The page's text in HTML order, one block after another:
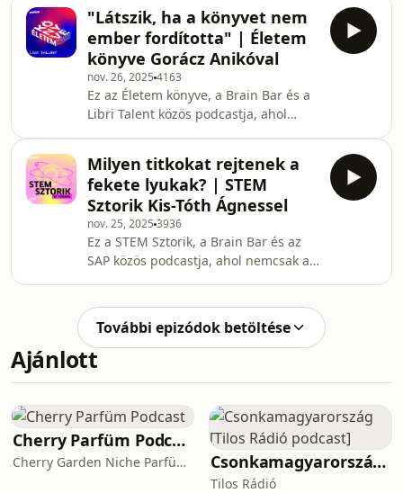
generációs mintákat? Milyen vál
valaha a teljesen személyre szabott,
csak nekünk készülő reklámutópia? A
Mi a kérdés? vendége Szabó Béla, a
Magyar Telekom
márkakommunikációs igazgatója volt.
Learn more about your ad choices.
Visit megaphone.fm/adchoices
"Látszik, ha a könyvet nem
ember fordította" | Életem
könyve Gorácz Anikóval
nov. 26, 2025 4163
Ez az Életem könyve, a Brain Bar és a
Libri Talent közös podcastja, ahol
legfontosabb olvasmányáról. Hogy
készül egy könyv? Itthon is vannak
szellemírók? És miért nem a nagy
nyelvi modellek fordítják a könyveket
2025-ben? A könyvkiadás
legizgalmasabb kérdéseiről Gorácz
Anikót faggattuk. Az MCC Press
kommunikációs vezetője és felel
Milyen titkokat rejtenek a
fekete lyukak? | STEM
Sztorik Kis-Tóth Ágnessel
nov. 25, 2025 3936
Ez a STEM Sztorik, a Brain Bar és az
SAP közös podcastja, ahol nemcsak a
emberi történetekről is. Minden
epizódban egy olyan nővel
beszélgetünk, aki a saját területén új
utakat nyit - mert a jövőt nemcsak
utolsó epizód vendége Kis-Tóth Ágnes
asztrofizikus, tanár,
tudománykommunikációs szakemb
További epizódok betöltése
Ajánlott
Cherry Parfüm Podcast
Cherry Garden Niche Parfüméria Csonkamagyarország [Tilos Rádió podcast]
Tilos Rádió